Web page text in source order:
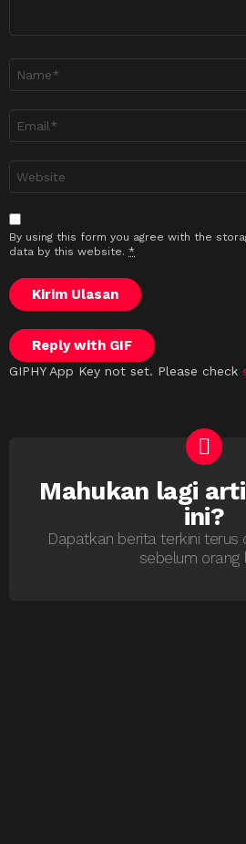
sesawang
By using this form you agree with the
data by this website. *
Kirim Ulasan
Reply with GIF
GIPHY App Key not set. Please check
NEWSLETTER
Mahukan lagi
ini?
Dapatkan berita terkini terus
sebelum orang